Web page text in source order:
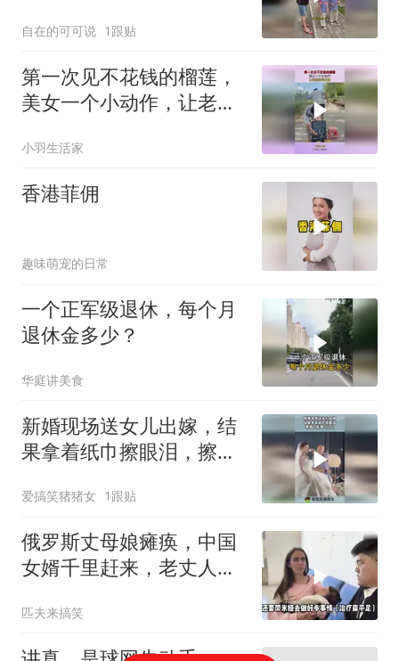
自在的可可说 1跟贴
第一次见不花钱的榴莲，
美女一个小动作，让老板
小羽生活家
香港菲佣
趣味萌宠的日常
一个正军级退休，每个月
退休金多少？
华庭讲美食
新婚现场送女儿出嫁，结
果拿着纸巾擦眼泪，擦到
爱搞笑猪猪女 1跟贴
俄罗斯丈母娘瘫痪，中国
女婿千里赶来，老丈人感
匹夫来搞笑